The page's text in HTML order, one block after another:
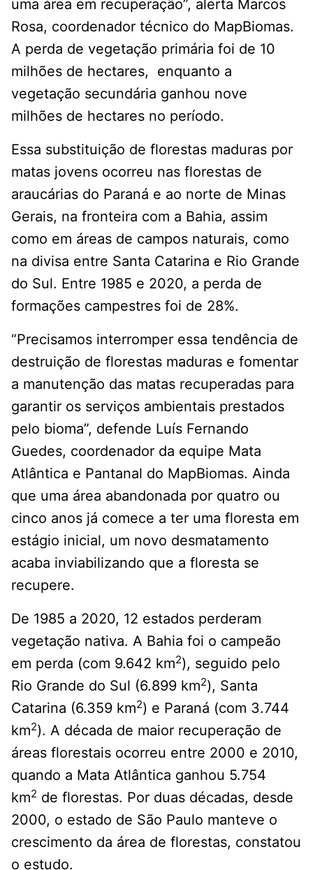
uma área em recuperação”, alerta Marcos
Rosa, coordenador técnico do MapBiomas.
A perda de vegetação primária foi de 10
milhões de hectares, enquanto a
vegetação secundária ganhou nove
milhões de hectares no período.
Essa substituição de florestas maduras por
matas jovens ocorreu nas florestas de
araucárias do Paraná e ao norte de Minas
Gerais, na fronteira com a Bahia, assim
como em áreas de campos naturais, como
na divisa entre Santa Catarina e Rio Grande
do Sul. Entre 1985 e 2020, a perda de
formações campestres foi de 28%.
“Precisamos interromper essa tendência de
destruição de florestas maduras e fomentar
a manutenção das matas recuperadas para
garantir os serviços ambientais prestados
pelo bioma”, defende Luís Fernando
Guedes, coordenador da equipe Mata
Atlântica e Pantanal do MapBiomas. Ainda
que uma área abandonada por quatro ou
cinco anos já comece a ter uma floresta em
estágio inicial, um novo desmatamento
acaba inviabilizando que a floresta se
recupere.
De 1985 a 2020, 12 estados perderam
vegetação nativa. A Bahia foi o campeão
em perda (com 9.642 km2), seguido pelo
Rio Grande do Sul (6.899 km2), Santa
Catarina (6.359 km2) e Paraná (com 3.744
km2). A década de maior recuperação de
áreas florestais ocorreu entre 2000 e 2010,
quando a Mata Atlântica ganhou 5.754
km2 de florestas. Por duas décadas, desde
2000, o estado de São Paulo manteve o
crescimento da área de florestas, constatou
o estudo.